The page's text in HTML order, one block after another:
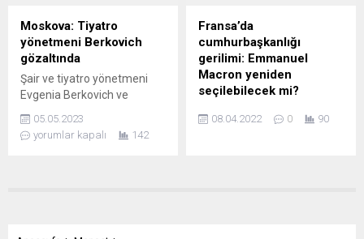
Merkel’in partisi Hıristiyan
Demokrat Birlik (CDU) ve
kardeş parti Hıristiyan
Sosyal Birlik’ten (CSU)
oluşan Birlik partileri...
milyon 534 bin olan toplam
büyükbaş hayvan sayısı
2021 yılında...
Moskova: Tiyatro
yönetmeni Berkovich
gözaltında
Şair ve tiyatro yönetmeni
Evgenia Berkovich ve
Petrijchuk, Moskova’da
gözaltına alındı. Finist –
05.05.2023
yorumlar kapalı
142
Fransa’da
cumhurbaşkanlığı
gerilimi: Emmanuel
Macron yeniden
seçilebilecek mi?
Emmanuel Macron, sandığa
08.04.2022 0 90